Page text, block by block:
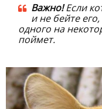
Важно!Если
и не бейте
одного на
поймет.